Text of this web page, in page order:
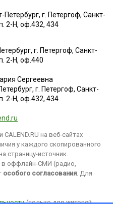
г. Петергоф, Санкт-
2-Н, оф.432, 434
г. Петергоф, Санкт-
2-Н, оф.440
Сергеевна
г. Петергоф, Санкт-
2-Н, оф.432, 434
на веб-сайтах
у каждого скопированного
страницу-источник.
в оффлайн-СМИ (радио,
особого согласования. Для
(только для жителей